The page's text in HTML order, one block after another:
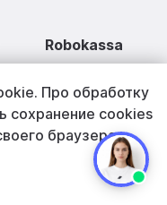
Robokassa
Контакты
Правовая
информация
Политика
обработки
персональных
Про обработку
сохранение cookies
браузера.